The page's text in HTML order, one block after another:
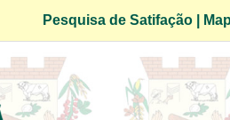
Pesquisa de Satifação|